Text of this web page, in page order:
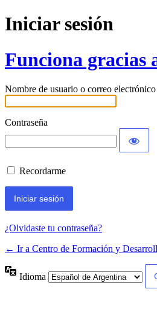
Iniciar sesión
Funciona gracias
Nombre de usuario o correo electrónico
Contraseña
Recordarme
¿Olvidaste tu contraseña?
← Ir a Centro de Formación y
Idioma